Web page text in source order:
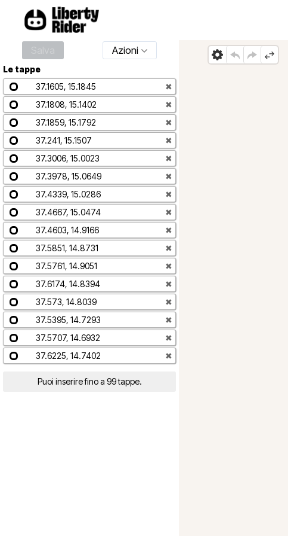
Azioni
Le tappe
37.1605, 15.1845
✖
37.1808, 15.1402
✖
37.1859, 15.1792
✖
37.241, 15.1507
✖
37.3006, 15.0023
✖
37.3978, 15.0649
✖
37.4339, 15.0286
✖
37.4667, 15.0474
✖
37.4603, 14.9166
✖
37.5851, 14.8731
✖
37.5761, 14.9051
✖
37.6174, 14.8394
✖
37.573, 14.8039
✖
37.5395, 14.7293
✖
37.5707, 14.6932
✖
37.6225, 14.7402
✖
Puoi inserire fino a 99 tappe.